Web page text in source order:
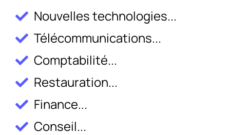
Nouvelles technologies...
Télécommunications...
Comptabilité...
Restauration...
Finance...
Conseil...